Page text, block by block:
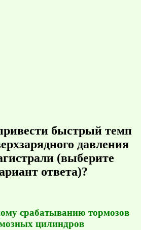
быстрый темп
давления
(выберите
ответа)?
срабатыванию тормозов
цилиндров